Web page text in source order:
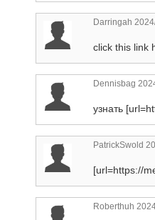
Darringah
click this link
Dennisbag
узнать
PatrickSwold
[url=https://
Roberthuh